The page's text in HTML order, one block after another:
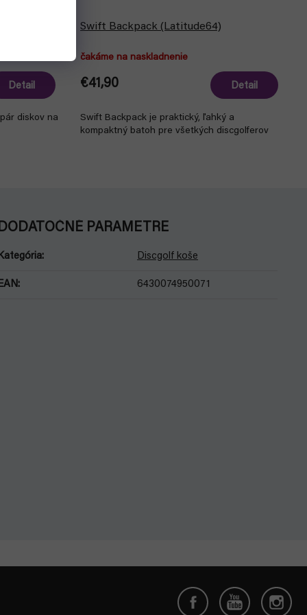
Detail
diskov na
Swift Backpack (Latitude64)
čakáme na naskladnenie
€41,90 Detail
Swift Backpack je praktický, ľahký a
kompaktný batoh pre všetkých discgolferov
PARAMETRE
: Discgolf koše
: 6430074950071